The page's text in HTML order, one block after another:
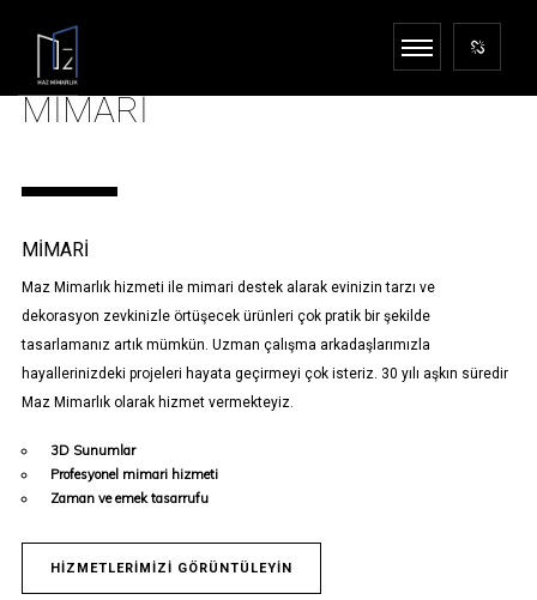
MİMARİ
MIMARI
Maz Mimarlık hizmeti ile mimari destek alarak evinizin tarzı ve
dekorasyon zevkinizle örtüşecek ürünleri çok pratik bir şekilde
tasarlamanız artık mümkün. Uzman çalışma arkadaşlarımızla
hayallerinizdeki projeleri hayata geçirmeyi çok isteriz. 30 yılı aşkın süredir
Maz Mimarlık olarak hizmet vermekteyiz.
3D Sunumlar
Profesyonel mimari hizmeti
Zaman ve emek tasarrufu
HİZMETLERİMİZİ GÖRÜNTÜLEYİN